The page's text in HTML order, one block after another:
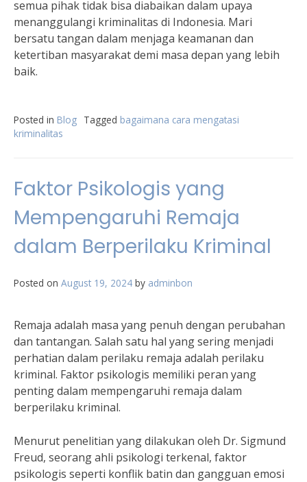
semua pihak tidak bisa diabaikan dalam upaya
menanggulangi kriminalitas di Indonesia. Mari
bersatu tangan dalam menjaga keamanan dan
ketertiban masyarakat demi masa depan yang lebih
baik.
Posted in Blog Tagged bagaimana cara mengatasi
kriminalitas
Faktor Psikologis yang
Mempengaruhi Remaja
dalam Berperilaku Kriminal
Posted on August 19, 2024 by adminbon
Remaja adalah masa yang penuh dengan perubahan
dan tantangan. Salah satu hal yang sering menjadi
perhatian dalam perilaku remaja adalah perilaku
kriminal. Faktor psikologis memiliki peran yang
penting dalam mempengaruhi remaja dalam
berperilaku kriminal.
Menurut penelitian yang dilakukan oleh Dr. Sigmund
Freud, seorang ahli psikologi terkenal, faktor
psikologis seperti konflik batin dan gangguan emosi